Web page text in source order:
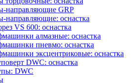
GRP
оснастка
VS 600: оснастка
алмазные: оснастка
пневмо: оснастка
эксцентриковые: оснастка
DWC: оснастка
DWC